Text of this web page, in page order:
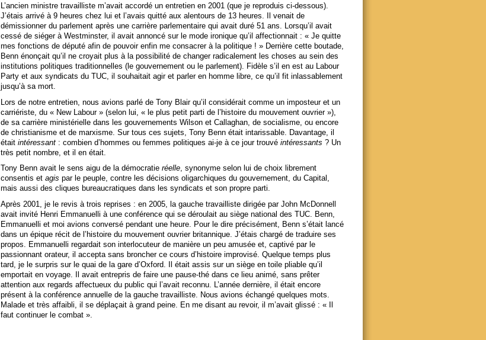
L’ancien ministre travailliste m’avait accordé un entretien en 2001 (que je reproduis ci-dessous).
J’étais arrivé à 9 heures chez lui et l’avais quitté aux alentours de 13 heures. Il venait de
démissionner du parlement après une carrière parlementaire qui avait duré 51 ans. Lorsqu’il avait
cessé de siéger à Westminster, il avait annoncé sur le mode ironique qu’il affectionnait : « Je quitte
mes fonctions de député afin de pouvoir enfin me consacrer à la politique ! » Derrière cette boutade,
Benn énonçait qu’il ne croyait plus à la possibilité de changer radicalement les choses au sein des
institutions politiques traditionnelles (le gouvernement ou le parlement). Fidèle s’il en est au Labour
Party et aux syndicats du TUC, il souhaitait agir et parler en homme libre, ce qu’il fit inlassablement
jusqu’à sa mort.
Lors de notre entretien, nous avions parlé de Tony Blair qu’il considérait comme un imposteur et un
carriériste, du « New Labour » (selon lui, « le plus petit parti de l’histoire du mouvement ouvrier »),
de sa carrière ministérielle dans les gouvernements Wilson et Callaghan, de socialisme, ou encore
de christianisme et de marxisme. Sur tous ces sujets, Tony Benn était intarissable. Davantage, il
était intéressant: combien d’hommes ou femmes politiques ai-je à ce jour trouvé intéressants ? Un
très petit nombre, et il en était.
Tony Benn avait le sens aigu de la démocratie réelle, synonyme selon lui de choix librement
consentis et agis par le peuple, contre les décisions oligarchiques du gouvernement, du Capital,
mais aussi des cliques bureaucratiques dans les syndicats et son propre parti.
Après 2001, je le revis à trois reprises : en 2005, la gauche travailliste dirigée par John McDonnell
avait invité Henri Emmanuelli à une conférence qui se déroulait au siège national des TUC. Benn,
Emmanuelli et moi avions conversé pendant une heure. Pour le dire précisément, Benn s’était lancé
dans un épique récit de l’histoire du mouvement ouvrier britannique. J’étais chargé de traduire ses
propos. Emmanuelli regardait son interlocuteur de manière un peu amusée et, captivé par le
passionnant orateur, il accepta sans broncher ce cours d’histoire improvisé. Quelque temps plus
tard, je le surpris sur le quai de la gare d’Oxford. Il était assis sur un siège en toile pliable qu’il
emportait en voyage. Il avait entrepris de faire une pause-thé dans ce lieu animé, sans prêter
attention aux regards affectueux du public qui l’avait reconnu. L’année dernière, il était encore
présent à la conférence annuelle de la gauche travailliste. Nous avions échangé quelques mots.
Malade et très affaibli, il se déplaçait à grand peine. En me disant au revoir, il m’avait glissé : « Il
faut continuer le combat ».